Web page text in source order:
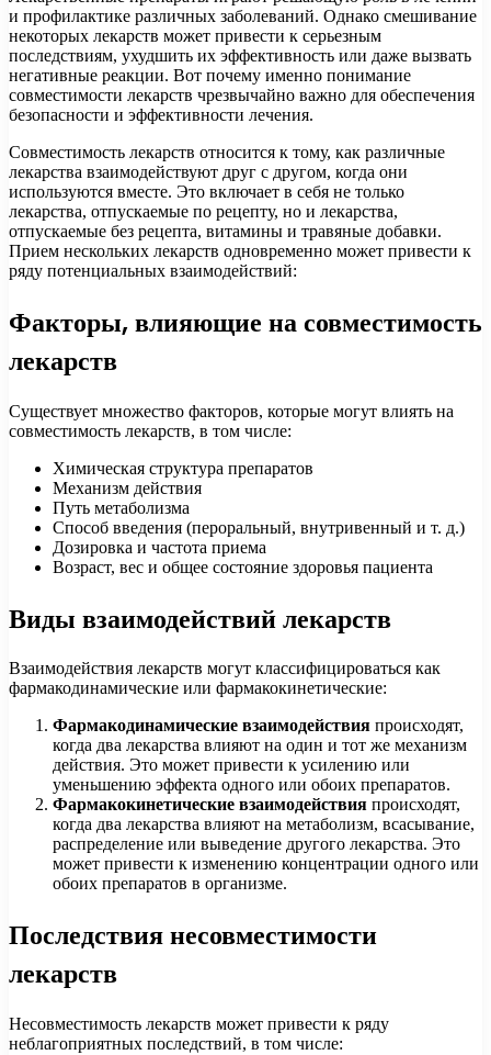
и профилактике различных заболеваний. Однако смешивание
некоторых лекарств может привести к серьезным
последствиям, ухудшить их эффективность или даже вызвать
негативные реакции. Вот почему именно понимание
совместимости лекарств чрезвычайно важно для обеспечения
безопасности и эффективности лечения.
Совместимость лекарств относится к тому, как различные
лекарства взаимодействуют друг с другом, когда они
используются вместе. Это включает в себя не только
лекарства, отпускаемые по рецепту, но и лекарства,
отпускаемые без рецепта, витамины и травяные добавки.
Прием нескольких лекарств одновременно может привести к
ряду потенциальных взаимодействий:
Факторы, влияющие на совместимость
лекарств
Существует множество факторов, которые могут влиять на
совместимость лекарств, в том числе:
Химическая структура препаратов
Механизм действия
Путь метаболизма
Способ введения (пероральный, внутривенный и т. д.)
Дозировка и частота приема
Возраст, вес и общее состояние здоровья пациента
Виды взаимодействий лекарств
Взаимодействия лекарств могут классифицироваться как
фармакодинамические или фармакокинетические:
Фармакодинамические взаимодействия происходят,
когда два лекарства влияют на один и тот же механизм
действия. Это может привести к усилению или
уменьшению эффекта одного или обоих препаратов.
Фармакокинетические взаимодействия происходят,
когда два лекарства влияют на метаболизм, всасывание,
распределение или выведение другого лекарства. Это
может привести к изменению концентрации одного или
обоих препаратов в организме.
Последствия несовместимости
лекарств
Несовместимость лекарств может привести к ряду
неблагоприятных последствий, в том числе: